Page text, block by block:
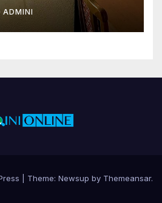
ADMINI
Theme: Newsup by Themeansar.